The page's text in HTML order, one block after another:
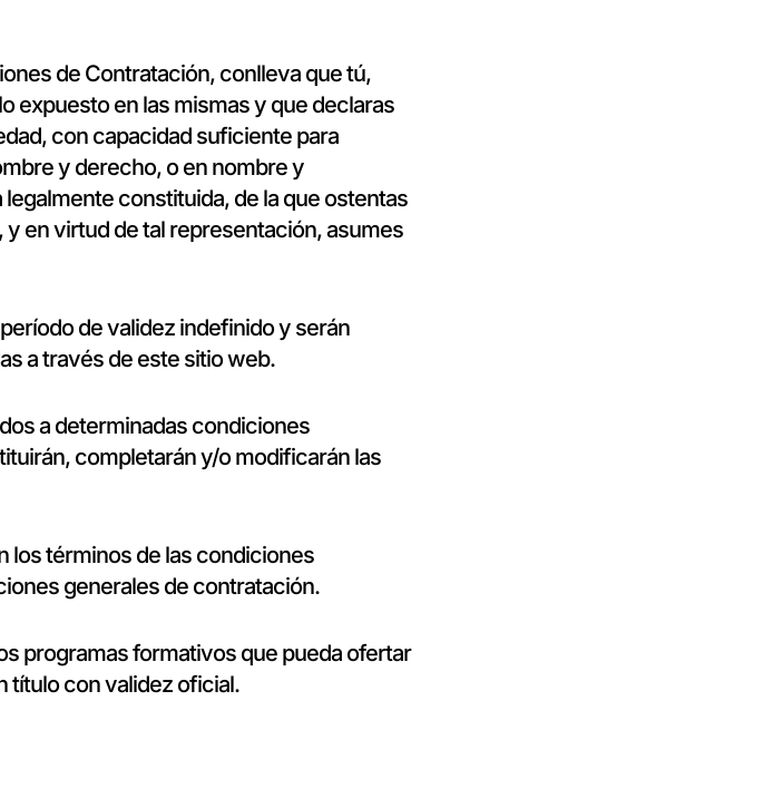
de Contratación, conlleva que tú,
expuesto en las mismas y que declaras
con capacidad suficiente para
y derecho, o en nombre y
constituida, de la que ostentas
en virtud de tal representación, asumes
de validez indefinido y serán
a través de este sitio web.
a determinadas condiciones
completarán y/o modificarán las
los términos de las condiciones
generales de contratación.
programas formativos que pueda ofertar
título con validez oficial.